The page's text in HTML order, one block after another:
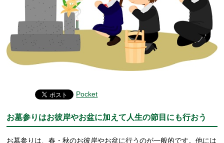
Pocket
お墓参りはお彼岸やお盆に加えて人生の節目にも行おう
お墓参りは、春・秋のお彼岸やお盆に行うのが一般的です。他には